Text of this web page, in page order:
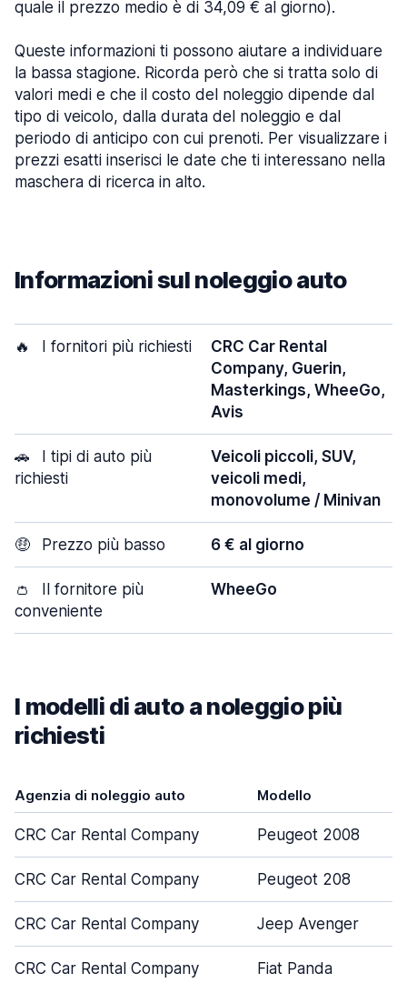
quale il prezzo medio è di 34,09 € al giorno).
Queste informazioni ti possono aiutare a individuare
la bassa stagione. Ricorda però che si tratta solo di
valori medi e che il costo del noleggio dipende dal
tipo di veicolo, dalla durata del noleggio e dal
periodo di anticipo con cui prenoti. Per visualizzare i
prezzi esatti inserisci le date che ti interessano nella
maschera di ricerca in alto.
Informazioni sul noleggio auto
🔥 I fornitori più richiesti
CRC Car Rental
Company, Guerin,
Masterkings, WheeGo,
Avis
🚗
I tipi di auto più
richiesti
Veicoli piccoli, SUV,
veicoli medi,
monovolume / Minivan
🤑 Prezzo più basso 6 € al giorno
👛
Il fornitore più
conveniente
WheeGo
I modelli di auto a noleggio più
richiesti
Agenzia di noleggio auto Modello
CRC Car Rental Company Peugeot 2008
CRC Car Rental Company Peugeot 208
CRC Car Rental Company Jeep Avenger
CRC Car Rental Company Fiat Panda